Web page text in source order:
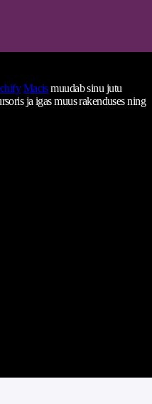
Macismuudab sinu jutu
ja igas muus rakenduses ning